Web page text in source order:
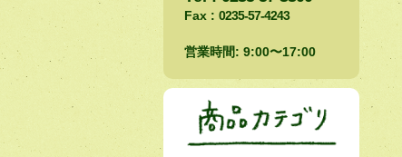
Fax : 0235-57-4243
営業時間: 9:00〜17:00